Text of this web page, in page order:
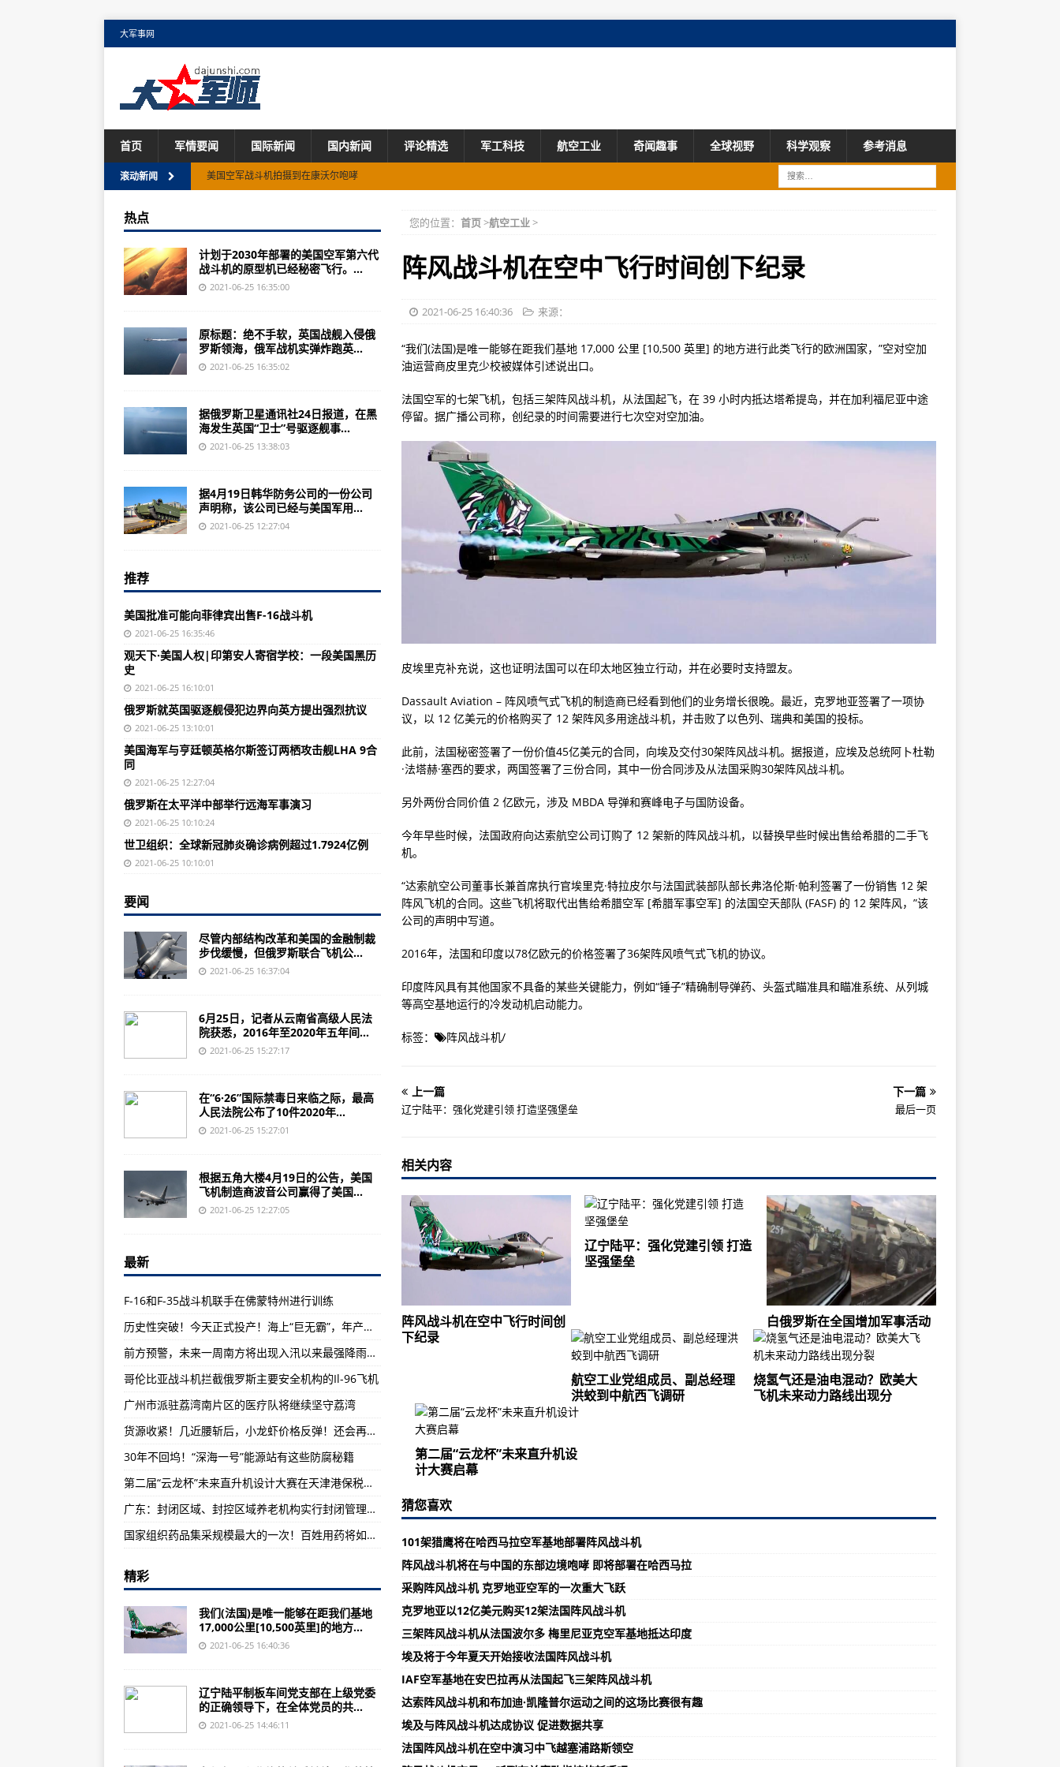
大军事网
首页 军情要闻 国际新闻 国内新闻 评论精选 军工科技 航空工业 奇闻趣事 全球视野 科学观察 参考消息
滚动新闻
F-16和F-35战斗机联手在佛蒙特州进行训练
美国批准可能向菲律宾出售F-16战斗机
美国空军第六代战斗机的六个预测
美军亲自出手，阿富汗政府军发起反攻，炸死炸伤数百名塔利班武装
6月25日，俄罗斯强力反击，米格-31远赴地中海“追杀”英国航母
不可忽视的威胁，美军在欧洲部署陆基宙斯盾，俄军导弹难突破
绝不手软，英国战舰入侵俄罗斯领海，俄军战机实弹炸跑英国战舰
重刑率达51%！云南高压严打毒品犯罪 五年审理贩毒案件三万余件
历史性突破！今天正式投产！海上“巨无霸”，年产天然气30亿方！意义有多重大
历史性突破！今天正式投产！海上“巨无霸”，年产天然气30亿方！意义有多重大？
成本几十元的眼镜，卖到上千！业内为何称“赚不到钱”？
前方预警，未来一周南方将出现入汛以来最强降雨过程
最高法：坚持对毒品犯罪从严惩处，2020年毒品犯罪案件重刑率为25.7%
英国放慢采购F-35战机两大原因曝光
美军反恐培训文件竟将社会主义者与恐怖分子划等号
美国有人鼓吹派一个装甲旅到台湾？
印度将试射改进型“烈火 I”弹道导弹
俄罗斯就英国驱逐舰侵犯俄边界一事向英方提出强烈抗议
美国陆军未来地面战斗车辆竞赛的韩华和奥什科什团队
【奥地利武器】斯太尔SSG-69狙击步枪图集
干的漂亮！俄罗斯玩真的，4枚炸弹炸跑英国战舰，侮辱性极强
《军人志》参与解放奥斯维辛的98岁老兵去世，曾开坦克撞烂集中营围栏
20艘一流战舰杀至夏威夷，美急派核航母拦截，军方提醒：自由航行
英国还敢嘴硬？被俄罗斯铁证打脸！俄：再有下次，直接炸你军舰
【木纹的魅力】聚合物时代 那丝古朴还是不能舍
安225到底多强悍？运输能力堪比4架运20，每小时消耗16吨燃油
波音公司获得7940万美元用于支持日本KC-46A加油机
哥伦比亚战斗机拦截俄罗斯主要安全机构的Il-96飞机
莱茵金属与诺斯罗普格鲁曼公司在增强型火炮弹药领域合作
欧洲军事观察员在乌克兰卢甘斯克地区看到22个火箭发射器
波音公司获得额外4.36亿美元用于全速生产AH-64E飞机
诺斯罗普·格鲁曼公司获得民兵III洲际弹道导弹价值23亿美元的合同
国家卫健委：为0至6岁儿童提供13次眼保健和视力检查
广州荔湾区芳村片区解封后已恢复疫苗接种 同一技术路线疫苗可以混打
广州市派驻荔湾南片区的医疗队将继续坚守荔湾
大美！拉萨到林芝的动车，今天正式通了！
不能到场太遗憾了！这些高校承诺，会补上毕业典礼……
货源收紧！几近腰斩后，小龙虾价格反弹！还会再涨吗？记者探访发现...
阵风战斗机在空中飞行时间创下纪录
美国空军战斗机拍摄到在康沃尔咆哮
您的位置： 首页>航空工业>
阵风战斗机在空中飞行时间创下纪录
2021-06-25 16:40:36 来源：
“我们(法国)是唯一能够在距我们基地 17,000 公里 [10,500 英里] 的地方进行此类飞行的欧洲国家，”空对空加
油运营商皮里克少校被媒体引述说出口。
法国空军的七架飞机，包括三架阵风战斗机，从法国起飞，在 39 小时内抵达塔希提岛，并在加利福尼亚中途
停留。据广播公司称，创纪录的时间需要进行七次空对空加油。
皮埃里克补充说，这也证明法国可以在印太地区独立行动，并在必要时支持盟友。
Dassault Aviation – 阵风喷气式飞机的制造商已经看到他们的业务增长很晚。最近，克罗地亚签署了一项协
议，以 12 亿美元的价格购买了 12 架阵风多用途战斗机，并击败了以色列、瑞典和美国的投标。
此前，法国秘密签署了一份价值45亿美元的合同，向埃及交付30架阵风战斗机。据报道，应埃及总统阿卜杜勒
·法塔赫·塞西的要求，两国签署了三份合同，其中一份合同涉及从法国采购30架阵风战斗机。
另外两份合同价值 2 亿欧元，涉及 MBDA 导弹和赛峰电子与国防设备。
今年早些时候，法国政府向达索航空公司订购了 12 架新的阵风战斗机，以替换早些时候出售给希腊的二手飞
机。
“达索航空公司董事长兼首席执行官埃里克·特拉皮尔与法国武装部队部长弗洛伦斯·帕利签署了一份销售 12 架
阵风飞机的合同。这些飞机将取代出售给希腊空军 [希腊军事空军] 的法国空天部队 (FASF) 的 12 架阵风，”该
公司的声明中写道。
2016年，法国和印度以78亿欧元的价格签署了36架阵风喷气式飞机的协议。
印度阵风具有其他国家不具备的某些关键能力，例如“锤子”精确制导弹药、头盔式瞄准具和瞄准系统、从列城
等高空基地运行的冷发动机启动能力。
标签： 阵风战斗机/
上一篇
辽宁陆平：强化党建引领 打造坚强堡垒
下一篇
最后一页
相关内容
阵风战斗机在空中飞行时间创
下纪录
辽宁陆平：强化党建引领 打造
坚强堡垒
白俄罗斯在全国增加军事活动
航空工业党组成员、副总经理
洪蛟到中航西飞调研
烧氢气还是油电混动？欧美大
飞机未来动力路线出现分
第二届“云龙杯”未来直升机设
计大赛启幕
猜您喜欢
101架猎鹰将在哈西马拉空军基地部署阵风战斗机
阵风战斗机将在与中国的东部边境咆哮 即将部署在哈西马拉
采购阵风战斗机 克罗地亚空军的一次重大飞跃
克罗地亚以12亿美元购买12架法国阵风战斗机
三架阵风战斗机从法国波尔多 梅里尼亚克空军基地抵达印度
埃及将于今年夏天开始接收法国阵风战斗机
IAF空军基地在安巴拉再从法国起飞三架阵风战斗机
达索阵风战斗机和布加迪·凯隆普尔运动之间的这场比赛很有趣
埃及与阵风战斗机达成协议 促进数据共享
法国阵风战斗机在空中演习中飞越塞浦路斯领空
热点
计划于2030年部署的美国空军第六代
战斗机的原型机已经秘密飞行。...
2021-06-25 16:35:00
原标题：绝不手软，英国战舰入侵俄
罗斯领海，俄军战机实弹炸跑英...
2021-06-25 16:35:02
据俄罗斯卫星通讯社24日报道，在黑
海发生英国“卫士”号驱逐舰事...
2021-06-25 13:38:03
据4月19日韩华防务公司的一份公司
声明称，该公司已经与美国军用...
2021-06-25 12:27:04
推荐
美国批准可能向菲律宾出售F-16战斗机
2021-06-25 16:35:46
观天下·美国人权|印第安人寄宿学校：一段美国黑历
史
2021-06-25 16:10:01
俄罗斯就英国驱逐舰侵犯边界向英方提出强烈抗议
2021-06-25 13:10:01
美国海军与亨廷顿英格尔斯签订两栖攻击舰LHA 9合
同
2021-06-25 12:27:04
俄罗斯在太平洋中部举行远海军事演习
2021-06-25 10:10:24
世卫组织：全球新冠肺炎确诊病例超过1.7924亿例
2021-06-25 10:10:01
要闻
尽管内部结构改革和美国的金融制裁
步伐缓慢，但俄罗斯联合飞机公...
2021-06-25 16:37:04
6月25日，记者从云南省高级人民法
院获悉，2016年至2020年五年间...
2021-06-25 15:27:17
在“6·26”国际禁毒日来临之际，最高
人民法院公布了10件2020年...
2021-06-25 15:27:01
根据五角大楼4月19日的公告，美国
飞机制造商波音公司赢得了美国...
2021-06-25 12:27:05
最新
F-16和F-35战斗机联手在佛蒙特州进行训练
历史性突破！今天正式投产！海上“巨无霸”，年产天然气30亿方！意义有多重大？
前方预警，未来一周南方将出现入汛以来最强降雨过程
哥伦比亚战斗机拦截俄罗斯主要安全机构的Il-96飞机
广州市派驻荔湾南片区的医疗队将继续坚守荔湾
货源收紧！几近腰斩后，小龙虾价格反弹！还会再涨吗？记者探访发现...
30年不回坞！“深海一号”能源站有这些防腐秘籍
第二届“云龙杯”未来直升机设计大赛在天津港保税区启幕
广东：封闭区域、封控区域养老机构实行封闭管理，开展全员核酸检测排查
国家组织药品集采规模最大的一次！百姓用药将如此受益！
精彩
我们(法国)是唯一能够在距我们基地
17,000公里[10,500英里]的地方...
2021-06-25 16:40:36
辽宁陆平制板车间党支部在上级党委
的正确领导下，在全体党员的共...
2021-06-25 14:46:11